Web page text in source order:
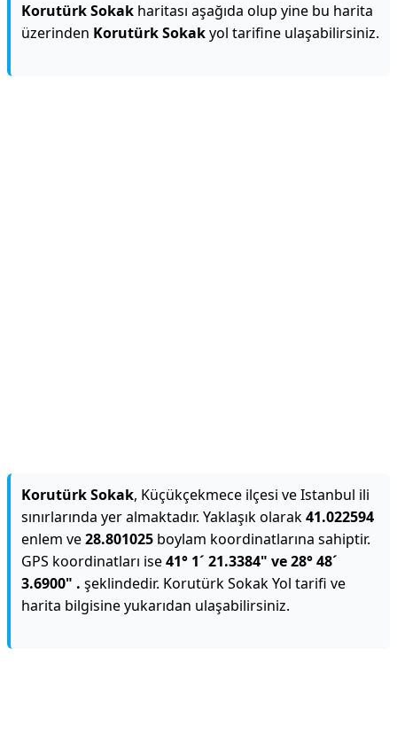
Korutürk Sokak haritası aşağıda olup yine bu harita
üzerinden Korutürk Sokakyol tarifine ulaşabilirsiniz.
Korutürk Sokak, Küçükçekmece ilçesi ve Istanbul ili
sınırlarında yer almaktadır. Yaklaşık olarak41.022594
enlem ve28.801025 boylam koordinatlarına sahiptir.
GPS koordinatları ise41° 1´ 21.3384" ve 28° 48´
3.6900" . şeklindedir. Korutürk Sokak Yol tarifi ve
harita bilgisine yukarıdan ulaşabilirsiniz.